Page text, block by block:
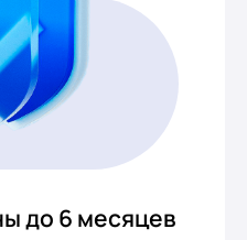
до 6 месяцев